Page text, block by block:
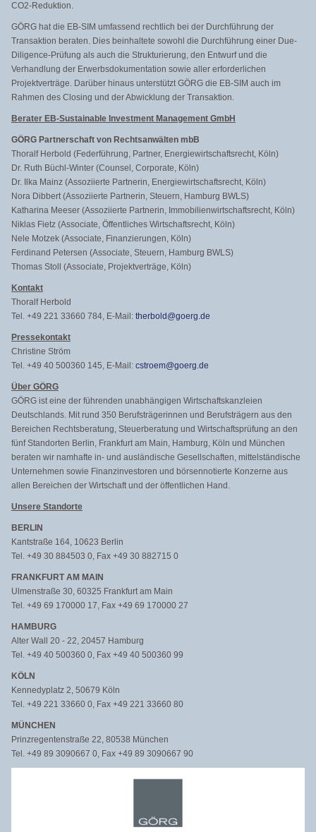
CO2-Reduktion.
GÖRG hat die EB-SIM umfassend rechtlich bei der Durchführung der
Transaktion beraten. Dies beinhaltete sowohl die Durchführung einer Due-
Diligence-Prüfung als auch die Strukturierung, den Entwurf und die
Verhandlung der Erwerbsdokumentation sowie aller erforderlichen
Projektverträge. Darüber hinaus unterstützt GÖRG die EB-SIM auch im
Rahmen des Closing und der Abwicklung der Transaktion.
Berater EB-Sustainable Investment Management GmbH
GÖRG Partnerschaft von Rechtsanwälten mbB
Thoralf Herbold (Federführung, Partner, Energiewirtschaftsrecht, Köln)
Dr. Ruth Büchl-Winter (Counsel, Corporate, Köln)
Dr. Ilka Mainz (Assoziierte Partnerin, Energiewirtschaftsrecht, Köln)
Nora Dibbert (Assoziierte Partnerin, Steuern, Hamburg BWLS)
Katharina Meeser (Assoziierte Partnerin, Immobilienwirtschaftsrecht, Köln)
Niklas Fietz (Associate, Öffentliches Wirtschaftsrecht, Köln)
Nele Motzek (Associate, Finanzierungen, Köln)
Ferdinand Petersen (Associate, Steuern, Hamburg BWLS)
Thomas Stoll (Associate, Projektverträge, Köln)
Kontakt
Thoralf Herbold
Tel. +49 221 33660 784, E-Mail: therbold@goerg.de
Pressekontakt
Christine Ström
Tel. +49 40 500360 145, E-Mail: cstroem@goerg.de
Über GÖRG
GÖRG ist eine der führenden unabhängigen Wirtschaftskanzleien
Deutschlands. Mit rund 350 Berufsträgerinnen und Berufsträgern aus den
Bereichen Rechtsberatung, Steuerberatung und Wirtschaftsprüfung an den
fünf Standorten Berlin, Frankfurt am Main, Hamburg, Köln und München
beraten wir namhafte in- und ausländische Gesellschaften, mittelständische
Unternehmen sowie Finanzinvestoren und börsennotierte Konzerne aus
allen Bereichen der Wirtschaft und der öffentlichen Hand.
Unsere Standorte
BERLIN
Kantstraße 164, 10623 Berlin
Tel. +49 30 884503 0, Fax +49 30 882715 0
FRANKFURT AM MAIN
Ulmenstraße 30, 60325 Frankfurt am Main
Tel. +49 69 170000 17, Fax +49 69 170000 27
HAMBURG
Alter Wall 20 - 22, 20457 Hamburg
Tel. +49 40 500360 0, Fax +49 40 500360 99
KÖLN
Kennedyplatz 2, 50679 Köln
Tel. +49 221 33660 0, Fax +49 221 33660 80
MÜNCHEN
Prinzregentenstraße 22, 80538 München
Tel. +49 89 3090667 0, Fax +49 89 3090667 90